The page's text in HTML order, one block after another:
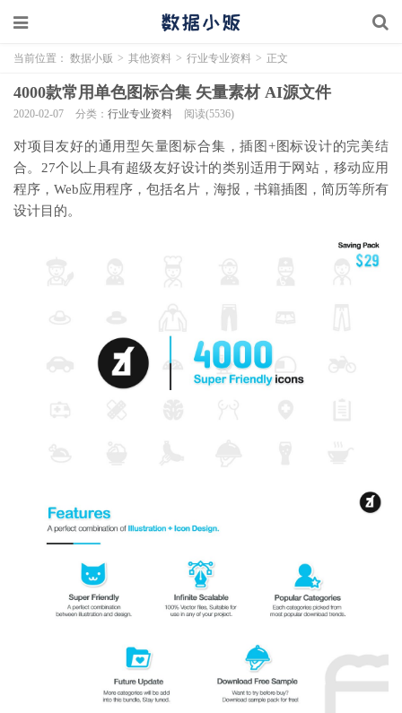
当前位置： 数据小贩 > 其他资料 > 行业专业资料 > 正文
4000款常用单色图标合集 矢量素材 AI源文件
2020-02-07 分类： 行业专业资料 阅读(5536)
对项目友好的通用型矢量图标合集，插图+图标设计的完美结
合。27个以上具有超级友好设计的类别适用于网站，移动应用
程序，Web应用程序，包括名片，海报，书籍插图，简历等所有
设计目的。